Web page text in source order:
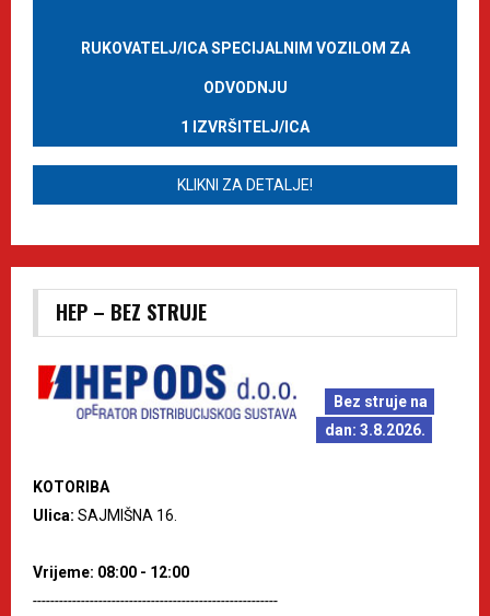
RUKOVATELJ/ICA SPECIJALNIM VOZILOM ZA
ODVODNJU
1 IZVRŠITELJ/ICA
KLIKNI ZA DETALJE!
HEP – BEZ STRUJE
Bez struje na
dan: 3.8.2026.
KOTORIBA
Ulica: SAJMIŠNA 16.
Vrijeme: 08:00 - 12:00
--------------------------------------------------------